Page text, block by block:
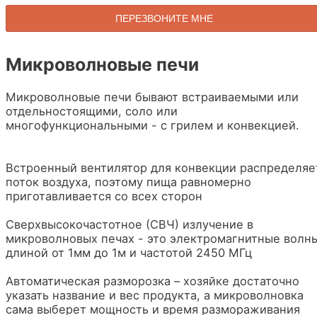
Микроволновые печи
Микроволновые печи бывают встраиваемыми или
отдельностоящими, соло или
многофункциональными - с грилем и конвекцией.
Встроенный вентилятор для конвекции
поток воздуха, поэтому пища равномерно
приготавливается со всех сторон
Сверхвысокочастотное (СВЧ) излучение в
микроволновых печах - это электромагнитные
длиной от 1мм до 1м и частотой 2450 МГц
Автоматическая разморозка – хозяйке достаточно
указать название и вес продукта, а микроволновка
сама выберет мощность и время размораживания